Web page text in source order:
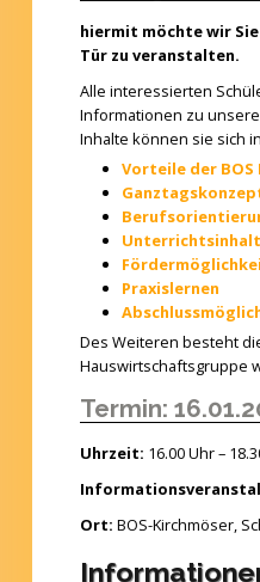
hiermit möchte wir
Tür zu veranstalten.
Alle interessierten
Informationen zu
Inhalte können sie sich
Vorteile der BOS
Praxislernen
Des Weiteren besteht
Hauswirtschaftsgruppe
Termin:
Uhrzeit: 16.00 Uhr –
Ort: BOS-Kirchmöser,